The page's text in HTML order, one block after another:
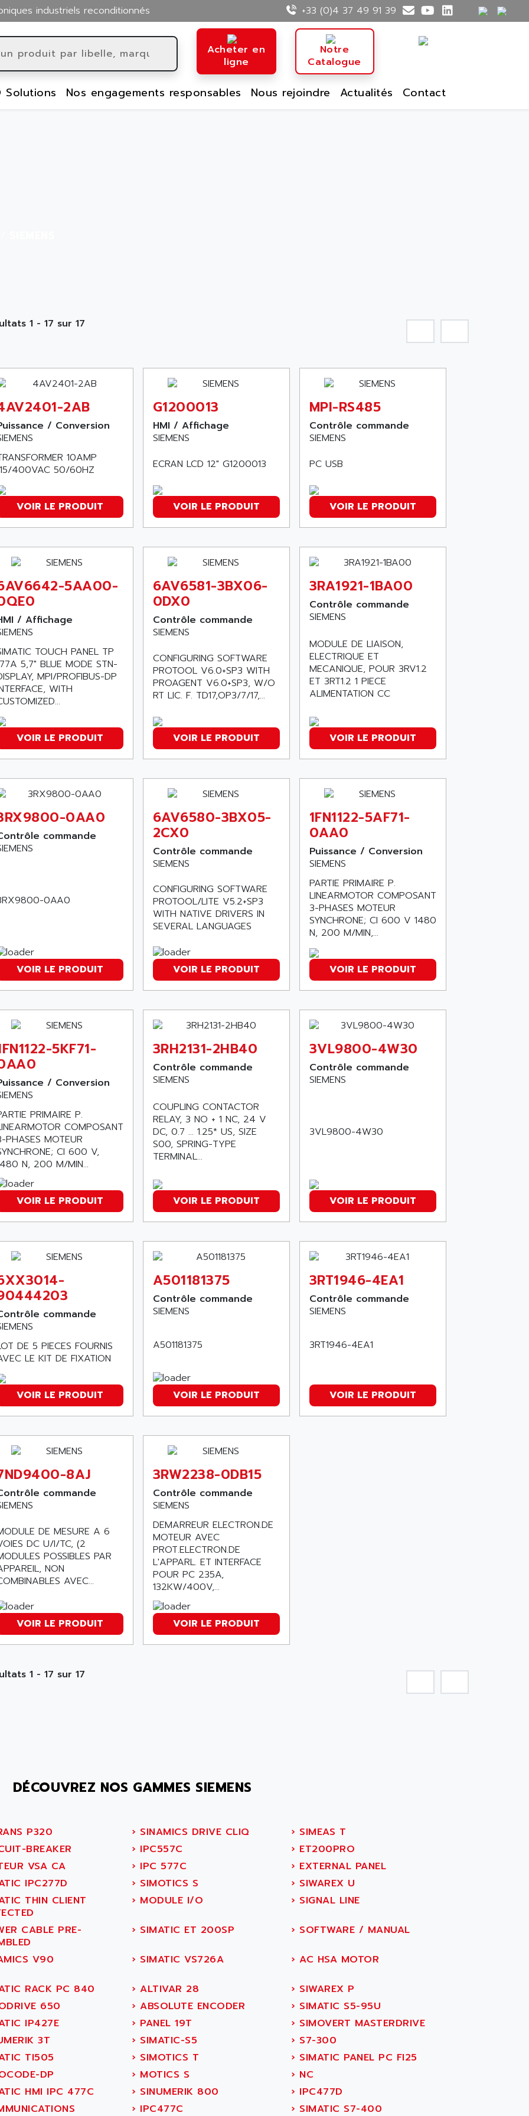
industriels reconditionnés +33 (0)4 37 49 91 39
Acheter en
ligne
Notre
Catalogue
Solutions Nos engagements responsables Nous rejoindre Actualités Contact
1 - 17 sur 17
2AB
/ Conversion
10AMP
400VAC 50/60HZ
VOIR LE PRODUIT
G1200013
HMI / Affichage
SIEMENS
ECRAN LCD 12" G1200013
VOIR LE PRODUIT
MPI-RS485
Contrôle commande
SIEMENS
PC USB
VOIR LE PRODUIT
5AA00-
/ Affichage
TOUCH PANEL TP
5,7" BLUE MODE STN-
MPI/PROFIBUS-DP
WITH
VOIR LE PRODUIT
6AV6581-3BX06-
0DX0
Contrôle commande
SIEMENS
CONFIGURING SOFTWARE
PROTOOL V6.0+SP3 WITH
PROAGENT V6.0+SP3, W/O
RT LIC. F. TD17,OP3/7/17,...
VOIR LE PRODUIT
3RA1921-1BA00
Contrôle commande
SIEMENS
MODULE DE LIAISON,
ELECTRIQUE ET
MECANIQUE, POUR 3RV1.2
ET 3RT1.2 1 PIECE
ALIMENTATION CC
VOIR LE PRODUIT
0AA0
commande
0AA0
VOIR LE PRODUIT
6AV6580-3BX05-
2CX0
Contrôle commande
SIEMENS
CONFIGURING SOFTWARE
PROTOOL/LITE V5.2+SP3
WITH NATIVE DRIVERS IN
SEVERAL LANGUAGES
VOIR LE PRODUIT
1FN1122-5AF71-
0AA0
Puissance / Conversion
SIEMENS
PARTIE PRIMAIRE P.
LINEARMOTOR COMPOSANT
3-PHASES MOTEUR
SYNCHRONE; CI 600 V 1480
N, 200 M/MIN,...
VOIR LE PRODUIT
5KF71-
/ Conversion
PRIMAIRE P.
COMPOSANT
PHASES MOTEUR
CI 600 V,
N, 200 M/MIN...
VOIR LE PRODUIT
3RH2131-2HB40
Contrôle commande
SIEMENS
COUPLING CONTACTOR
RELAY, 3 NO + 1 NC, 24 V
DC, 0.7 ... 1.25* US, SIZE
S00, SPRING-TYPE
TERMINAL...
VOIR LE PRODUIT
3VL9800-4W30
Contrôle commande
SIEMENS
3VL9800-4W30
VOIR LE PRODUIT
commande
DE 5 PIECES FOURNIS
LE KIT DE FIXATION
VOIR LE PRODUIT
A501181375
Contrôle commande
SIEMENS
A501181375
VOIR LE PRODUIT
3RT1946-4EA1
Contrôle commande
SIEMENS
3RT1946-4EA1
VOIR LE PRODUIT
8AJ
commande
DE MESURE A 6
DC U/I/TC, (2
POSSIBLES PAR
NON
AVEC...
VOIR LE PRODUIT
3RW2238-0DB15
Contrôle commande
SIEMENS
DEMARREUR ELECTRON.DE
MOTEUR AVEC
PROT.ELECTRON.DE
L'APPARL. ET INTERFACE
POUR PC 235A,
132KW/400V,...
VOIR LE PRODUIT
1 - 17 sur 17
DÉCOUVREZ NOS GAMMES SIEMENS
P320 › SINAMICS DRIVE CLIQ › SIMEAS T
BREAKER › IPC557C › ET200PRO
VSA CA › IPC 577C › EXTERNAL PANEL
IPC277D › SIMOTICS S › SIWAREX U
THIN CLIENT
› MODULE I/O › SIGNAL LINE
CABLE PRE-
› SIMATIC ET 200SP › SOFTWARE / MANUAL
V90 › SIMATIC VS726A › AC HSA MOTOR
RACK PC 840 › ALTIVAR 28 › SIWAREX P
650 › ABSOLUTE ENCODER › SIMATIC S5-95U
IP427E › PANEL 19T › SIMOVERT MASTERDRIVE
3T › SIMATIC-S5 › S7-300
TI505 › SIMOTICS T › SIMATIC PANEL PC FI25
DP › MOTICS S › NC
HMI IPC 477C › SINUMERIK 800 › IPC477D
› IPC477C › SIMATIC S7-400